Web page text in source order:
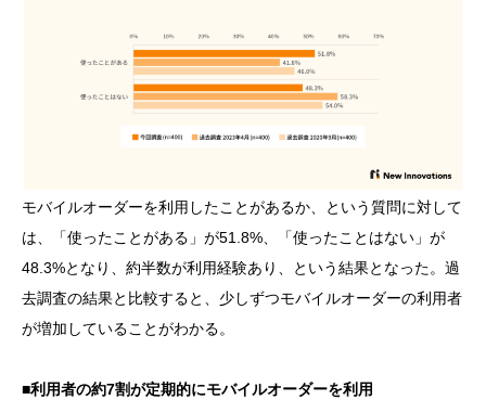
モバイルオーダーを利用したことがあるか、という質問に対して
は、「使ったことがある」が51.8%、「使ったことはない」が
48.3%となり、約半数が利用経験あり、という結果となった。過
去調査の結果と比較すると、少しずつモバイルオーダーの利用者
が増加していることがわかる。
■利用者の約7割が定期的にモバイルオーダーを利用